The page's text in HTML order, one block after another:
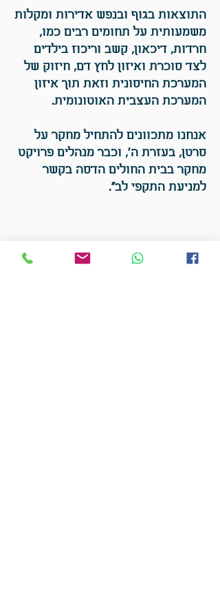
התוצאות בגוף ובנפש אדירות ומקלות
משמעותית על תחומים רבים כמו,
חרדות, דיכאון, קשב וריכוז בילדים
לצד סוכרת ואיזון לחץ דם, חיזוק של
המערכת החיסונית וזאת תוך איזון
המערכת העצבית האוטונומית.
אנחנו מתכוונים להתחיל מחקר על
סרטן, בעזרת ה', וכבר מנהלים פרויקט
מחקר בבית החולים הדסה בקשר
למניעת התקפי לב".